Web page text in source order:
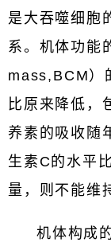
是大吞噬细胞
系。机体功
mass,BCM）
比原来降低，
养素的吸收随
生素C的水平
量，则不能维
机体构成